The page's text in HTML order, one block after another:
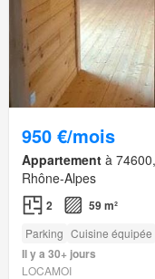
950 €/mois
Appartement à
Rhône-Alpes
2 59 m²
Parking Cuisine équipée
Il y a 30+ jours
LOCAMOI